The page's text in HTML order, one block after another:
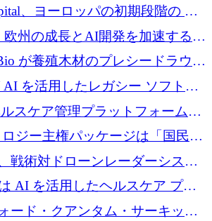
を構築するために 300 万ドルを
、ヨーロッパの初期段階の AI
プ向けに 1 億 300 万ユーロのフ
上げる
欧州の成長とAI開発を加速するた
ーロを確保
が養殖木材のプレシードラウン
ーロを調達
AI を活用したレガシー ソフトウ
のために 660 万ドルを調達
ルスケア管理プラットフォームを
にシリーズ C で 3,000 万ポンド
ジー主権パッケージは「国民の
るものだと発言
戦術対ドローンレーダーシステ
近づけるために150万ユーロを調
AI を活用したヘルスケア プラ
の成長に 1,250 万ドルを投資
ード・クアンタム・サーキット